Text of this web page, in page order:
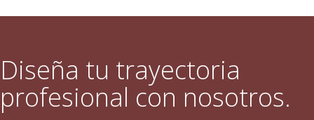
Diseña tu trayectoria
profesional con nosotros.